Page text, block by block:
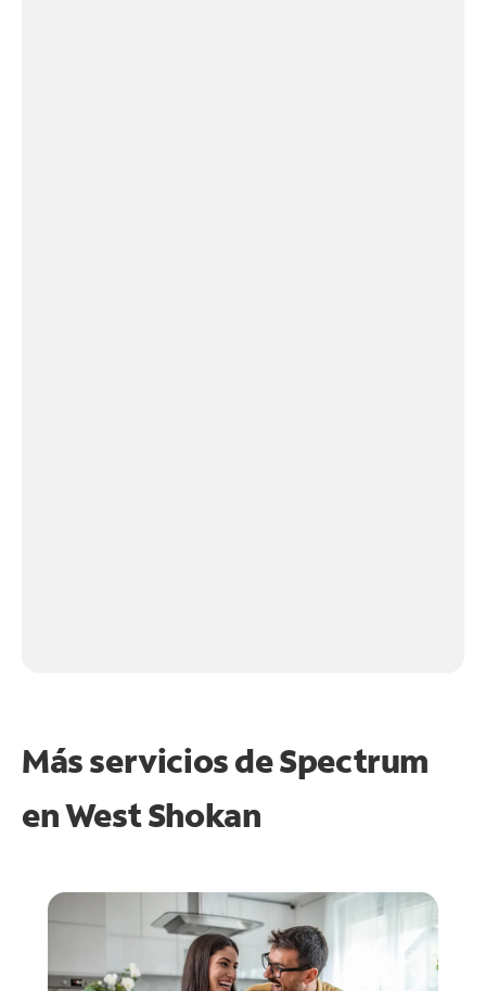
Más servicios de Spectrum
enWest Shokan